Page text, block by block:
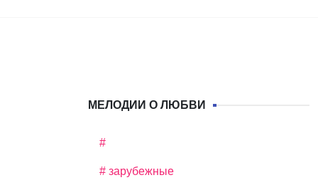
МЕЛОДИИ О ЛЮБВИ
#
# зарубежные